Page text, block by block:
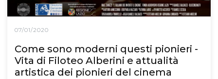
07/01/2020
Come sono moderni questi pionieri -
Vita di Filoteo Alberini e attualità
artistica dei pionieri del cinema